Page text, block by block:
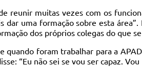
reunir muitas vezes com os
dar uma formação sobre esta
dos próprios colegas do que
quando foram trabalhar para a
“Eu não sei se vou ser capaz.